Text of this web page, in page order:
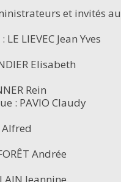
et invités
LIEVEC Jean Yves
Elisabeth
Rein
: PAVIO Claudy
Alfred
Andrée